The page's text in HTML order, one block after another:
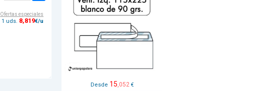
Ofertas especiales
1 uds. 8,819€/u
Desde 15,052€